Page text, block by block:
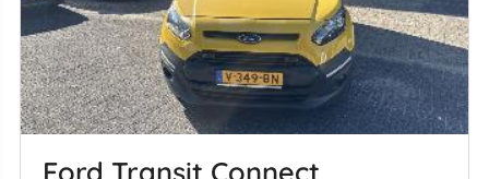
Ford Transit Connect